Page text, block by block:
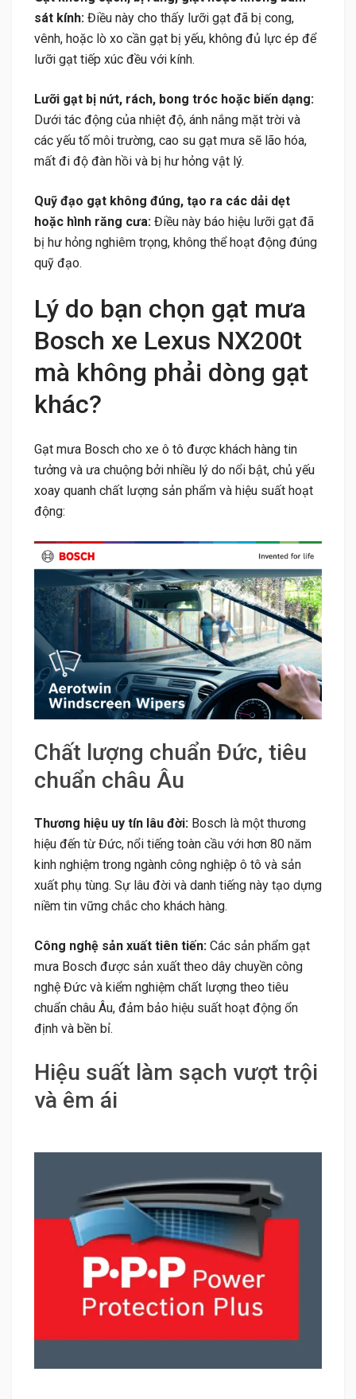
sát kính: Điều này cho thấy lưỡi gạt đã bị cong,
vênh, hoặc lò xo cần gạt bị yếu, không đủ lực ép để
lưỡi gạt tiếp xúc đều với kính.
Lưỡi gạt bị nứt, rách, bong tróc hoặc biến dạng:
Dưới tác động của nhiệt độ, ánh nắng mặt trời và
các yếu tố môi trường, cao su gạt mưa sẽ lão hóa,
mất đi độ đàn hồi và bị hư hỏng vật lý.
Quỹ đạo gạt không đúng, tạo ra các dải dẹt
hoặc hình răng cưa: Điều này báo hiệu lưỡi gạt đã
bị hư hỏng nghiêm trọng, không thể hoạt động đúng
quỹ đạo.
Lý do bạn chọn gạt mưa
Bosch xe Lexus NX200t
mà không phải dòng gạt
khác?
Gạt mưa Bosch cho xe ô tô được khách hàng tin
tưởng và ưa chuộng bởi nhiều lý do nổi bật, chủ yếu
xoay quanh chất lượng sản phẩm và hiệu suất hoạt
động:
Chất lượng chuẩn Đức, tiêu
chuẩn châu Âu
Thương hiệu uy tín lâu đời: Bosch là một thương
hiệu đến từ Đức, nổi tiếng toàn cầu với hơn 80 năm
kinh nghiệm trong ngành công nghiệp ô tô và sản
xuất phụ tùng. Sự lâu đời và danh tiếng này tạo dựng
niềm tin vững chắc cho khách hàng.
Công nghệ sản xuất tiên tiến: Các sản phẩm gạt
mưa Bosch được sản xuất theo dây chuyền công
nghệ Đức và kiểm nghiệm chất lượng theo tiêu
chuẩn châu Âu, đảm bảo hiệu suất hoạt động ổn
định và bền bỉ.
Hiệu suất làm sạch vượt trội
và êm ái